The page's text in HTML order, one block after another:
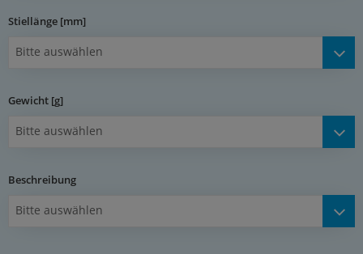
Katalogseite Atlas 9 (Seite 980)
Stiellänge [mm]
Bitte auswählen
Gewicht [g]
Bitte auswählen
Beschreibung
Bitte auswählen